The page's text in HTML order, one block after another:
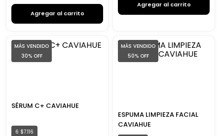
Agregar al carrito
Agregar al carrito
MÁS VENDIDO
30%OFF
SÉRUM C+ CAVIAHUE
6 $7.116
MÁS VENDIDO
50%OFF
ESPUMA LIMPIEZA FACIAL
CAVIAHUE